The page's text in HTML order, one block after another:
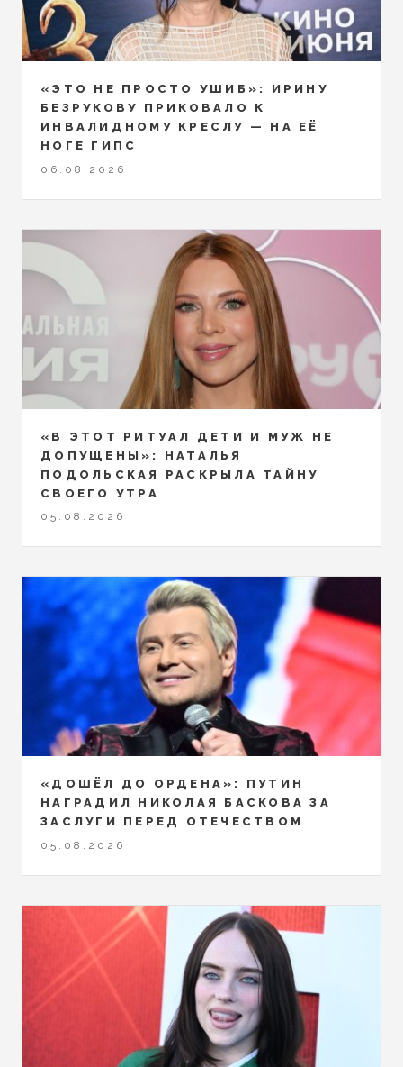
«ЭТО НЕ ПРОСТО УШИБ»: ИРИНУ
БЕЗРУКОВУ ПРИКОВАЛО К
ИНВАЛИДНОМУ КРЕСЛУ — НА ЕЁ
НОГЕ ГИПС
06.08.2026
«В ЭТОТ РИТУАЛ ДЕТИ И МУЖ НЕ
ДОПУЩЕНЫ»: НАТАЛЬЯ
ПОДОЛЬСКАЯ РАСКРЫЛА ТАЙНУ
СВОЕГО УТРА
05.08.2026
«ДОШЁЛ ДО ОРДЕНА»: ПУТИН
НАГРАДИЛ НИКОЛАЯ БАСКОВА ЗА
ЗАСЛУГИ ПЕРЕД ОТЕЧЕСТВОМ
05.08.2026